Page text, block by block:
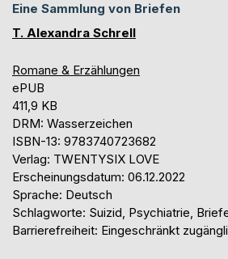
Eine Sammlung von Briefen
T. Alexandra Schrell
Romane & Erzählungen
ePUB
411,9 KB
DRM: Wasserzeichen
ISBN-13: 9783740723682
Verlag: TWENTYSIX LOVE
Erscheinungsdatum: 06.12.2022
Sprache: Deutsch
Schlagworte: Suizid, Psychiatrie,
Barrierefreiheit: Eingeschränkt